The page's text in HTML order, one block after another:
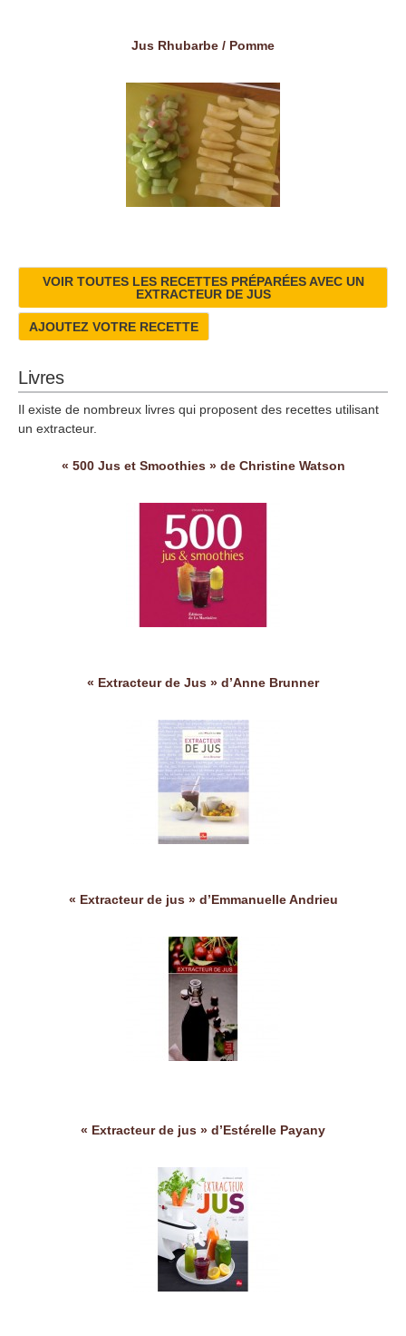
Jus Rhubarbe / Pomme
VOIR TOUTES LES RECETTES PRÉPARÉES AVEC UN
EXTRACTEUR DE JUS
AJOUTEZ VOTRE RECETTE
Livres
Il existe de nombreux livres qui proposent des recettes utilisant
un extracteur.
« 500 Jus et Smoothies » de Christine Watson
« Extracteur de Jus » d’Anne Brunner
« Extracteur de jus » d’Emmanuelle Andrieu
« Extracteur de jus » d’Estérelle Payany